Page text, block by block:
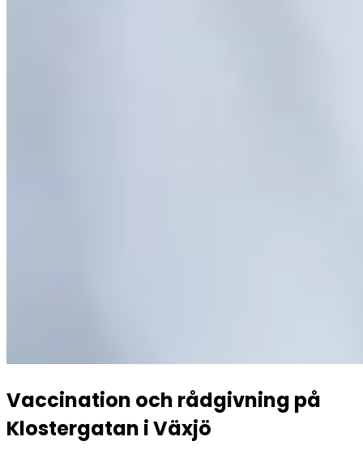
Vaccination och rådgivning på
Klostergatan i Växjö